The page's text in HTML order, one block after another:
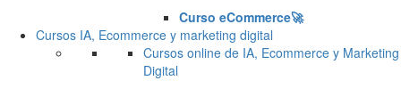
Curso eCommerce🚀
Cursos IA, Ecommerce y marketing digital
Cursos online de IA, Ecommerce y Marketing
Digital